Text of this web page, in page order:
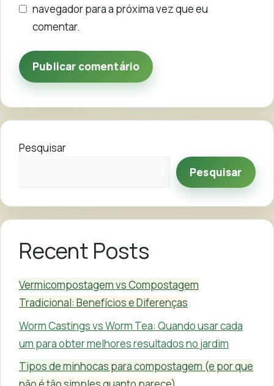
navegador para a próxima vez que eu
comentar.
Pesquisar
Pesquisar
Recent Posts
Vermicompostagem vs Compostagem
Tradicional: Benefícios e Diferenças
Worm Castings vs Worm Tea: Quando usar cada
um para obter melhores resultados no jardim
Tipos de minhocas para compostagem (e por que